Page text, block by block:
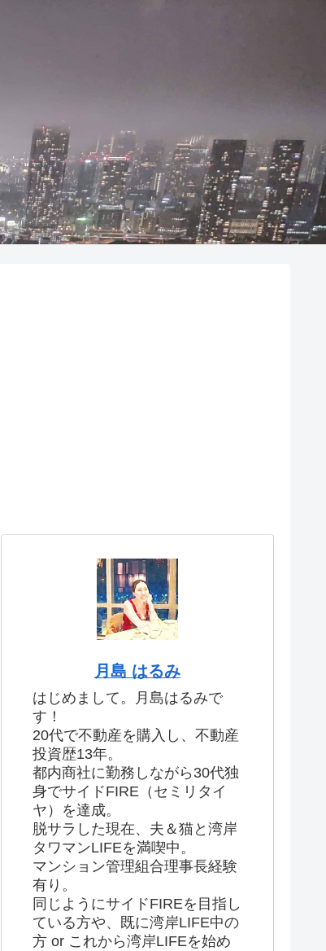
月島 はるみ
はじめまして。月島はるみで
す！
20代で不動産を購入し、不動産
投資歴13年。
都内商社に勤務しながら30代独
身でサイドFIRE（セミリタイ
ヤ）を達成。
脱サラした現在、夫＆猫と湾岸
タワマンLIFEを満喫中。
マンション管理組合理事長経験
有り。
同じようにサイドFIREを目指し
ている方や、既に湾岸LIFE中の
方 or これから湾岸LIFEを始め